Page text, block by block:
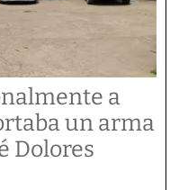
a
un arma
Dolores